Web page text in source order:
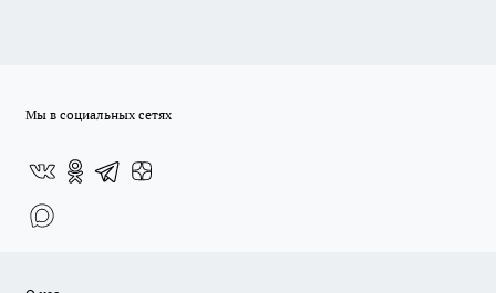
Мы в социальных сетях